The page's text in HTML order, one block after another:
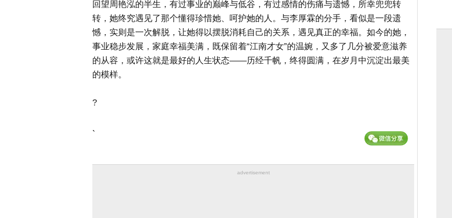
回望周艳泓的半生，有过事业的巅峰与低谷，有过感情的伤痛与遗憾，所幸兜兜转
转，她终究遇见了那个懂得珍惜她、呵护她的人。与李厚霖的分手，看似是一段遗
憾，实则是一次解脱，让她得以摆脱消耗自己的关系，遇见真正的幸福。如今的她，
事业稳步发展，家庭幸福美满，既保留着“江南才女”的温婉，又多了几分被爱意滋养
的从容，或许这就是最好的人生状态——历经千帆，终得圆满，在岁月中沉淀出最美
的模样。
?
`
advertisement